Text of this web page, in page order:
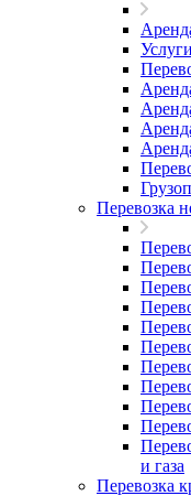
Перевозка
и газа
Перевозка